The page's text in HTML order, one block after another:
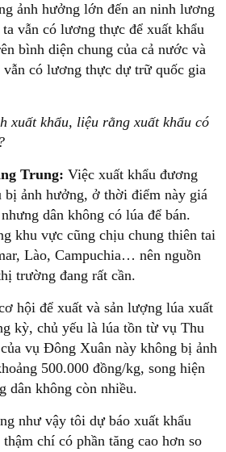
ảnh hưởng lớn đến an ninh lương
vẫn có lương thực để xuất khẩu
bình diện chung của cả nước và
có lương thực dự trữ quốc gia
xuất khẩu, liệu rằng xuất khẩu có
Trung: Việc xuất khẩu đương
bị ảnh hưởng, ở thời điểm này giá
dân không có lúa để bán.
khu vực cũng chịu chung thiên tai
Lào, Campuchia… nên nguồn
trường đang rất cần.
hội để xuất và sản lượng lúa xuất
kỳ, chủ yếu là lúa tồn từ vụ Thu
vụ Đông Xuân này không bị ảnh
500.000 đồng/kg, song hiện
dân không còn nhiều.
như vậy tôi dự báo xuất khẩu
chí có phần tăng cao hơn so